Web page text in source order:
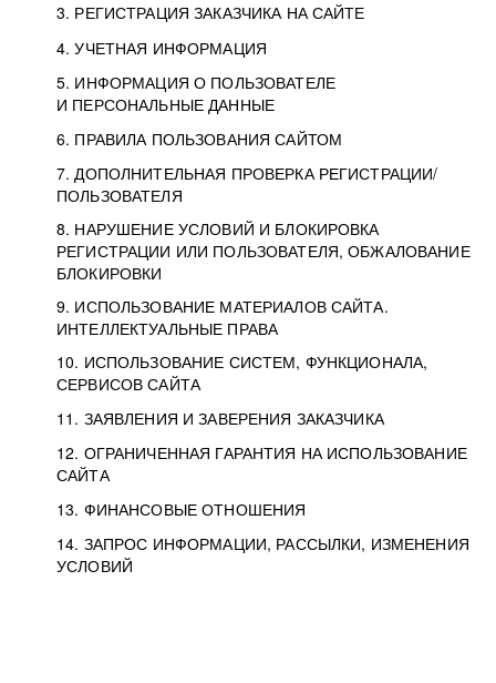
3. РЕГИСТРАЦИЯ ЗАКАЗЧИКА НА САЙТЕ
4. УЧЕТНАЯ ИНФОРМАЦИЯ
5. ИНФОРМАЦИЯ О ПОЛЬЗОВАТЕЛЕ
И ПЕРСОНАЛЬНЫЕ ДАННЫЕ
6. ПРАВИЛА ПОЛЬЗОВАНИЯ САЙТОМ
7. ДОПОЛНИТЕЛЬНАЯ ПРОВЕРКА РЕГИСТРАЦИИ/
ПОЛЬЗОВАТЕЛЯ
8. НАРУШЕНИЕ УСЛОВИЙ И БЛОКИРОВКА
РЕГИСТРАЦИИ ИЛИ ПОЛЬЗОВАТЕЛЯ, ОБЖАЛОВАНИЕ
БЛОКИРОВКИ
9. ИСПОЛЬЗОВАНИЕ МАТЕРИАЛОВ САЙТА.
ИНТЕЛЛЕКТУАЛЬНЫЕ ПРАВА
10. ИСПОЛЬЗОВАНИЕ СИСТЕМ, ФУНКЦИОНАЛА,
СЕРВИСОВ САЙТА
11. ЗАЯВЛЕНИЯ И ЗАВЕРЕНИЯ ЗАКАЗЧИКА
12. ОГРАНИЧЕННАЯ ГАРАНТИЯ НА ИСПОЛЬЗОВАНИЕ
САЙТА
13. ФИНАНСОВЫЕ ОТНОШЕНИЯ
14. ЗАПРОС ИНФОРМАЦИИ, РАССЫЛКИ, ИЗМЕНЕНИЯ
УСЛОВИЙ